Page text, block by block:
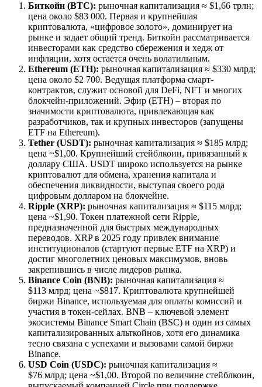
Биткойн (BTC): рыночная капитализация ≈ $1,66 трлн;
цена около $83 000. Первая и крупнейшая
криптовалюта, «цифровое золото», доминирует на
рынке и задает общий тренд. Биткойн рассматривается
инвесторами как средство сбережения и хедж от
инфляции, хотя остается очень волатильным.
Ethereum (ETH): рыночная капитализация ≈ $330 млрд;
цена около $2 700. Ведущая платформа смарт-
контрактов, служит основой для DeFi, NFT и многих
блокчейн-приложений. Эфир (ETH) – вторая по
значимости криптовалюта, привлекающая как
разработчиков, так и крупных инвесторов (запущены
ETF на Ethereum).
Tether (USDT): рыночная капитализация ≈ $185 млрд;
цена ~$1,00. Крупнейший стейблкоин, привязанный к
доллару США. USDT широко используется на рынке
криптовалют для обмена, хранения капитала и
обеспечения ликвидности, выступая своего рода
цифровым долларом на блокчейне.
Ripple (XRP): рыночная капитализация ≈ $115 млрд;
цена ~$1,90. Токен платежной сети Ripple,
предназначенной для быстрых международных
переводов. XRP в 2025 году привлек внимание
институционалов (стартуют первые ETF на XRP) и
достиг многолетних ценовых максимумов, вновь
закрепившись в числе лидеров рынка.
Binance Coin (BNB): рыночная капитализация ≈
$113 млрд; цена ~$817. Криптовалюта крупнейшей
биржи Binance, используемая для оплаты комиссий и
участия в токен-сейлах. BNB – ключевой элемент
экосистемы Binance Smart Chain (BSC) и один из самых
капитализированных альткойнов, хотя его динамика
тесно связана с успехами и вызовами самой биржи
Binance.
USD Coin (USDC): рыночная капитализация ≈
$76 млрд; цена ~$1,00. Второй по величине стейблкоин,